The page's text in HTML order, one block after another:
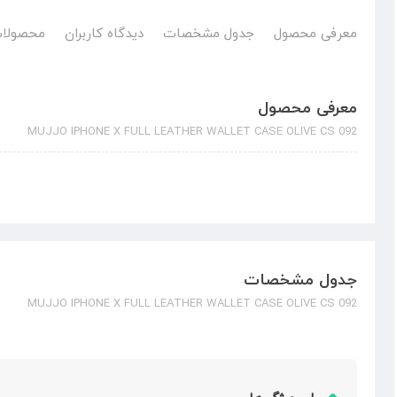
معرفی محصول جدول مشخصات دیدگاه کاربران
معرفی محصول
MUJJO IPHONE X FULL LEATHER WALLET CASE OLIVE CS 092
جدول مشخصات
MUJJO IPHONE X FULL LEATHER WALLET CASE OLIVE CS 092